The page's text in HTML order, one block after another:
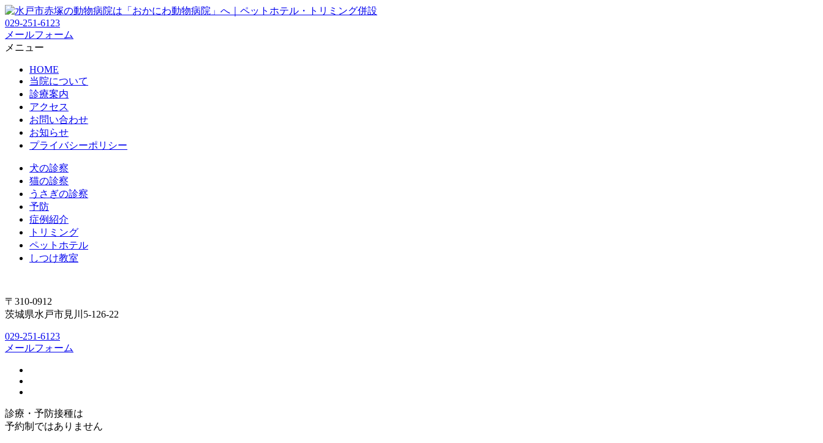
029-251-6123
メールフォーム
メニュー
HOME
当院について
診療案内
アクセス
お問い合わせ
お知らせ
プライバシーポリシー
犬の診察
猫の診察
うさぎの診察
予防
症例紹介
トリミング
ペットホテル
しつけ教室
〒310-0912
茨城県水戸市見川5-126-22
029-251-6123
メールフォーム
診療・予防接種は
予約制ではありません